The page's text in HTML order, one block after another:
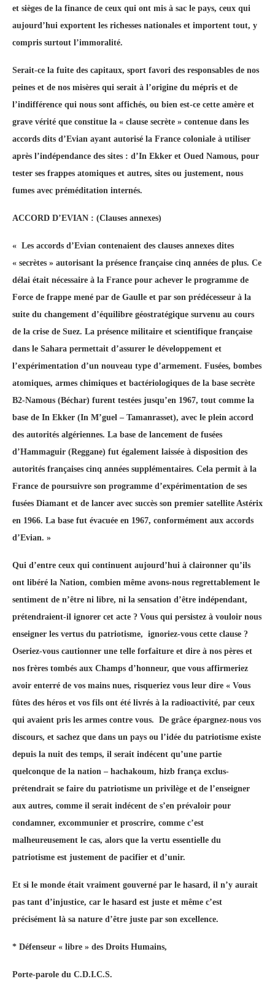
et sièges de la finance de ceux qui ont mis à sac le pays, ceux qui
aujourd’hui exportent les richesses nationales et importent tout, y
compris surtout l’immoralité.
Serait-ce la fuite des capitaux, sport favori des responsables de nos
peines et de nos misères qui serait à l’origine du mépris et de
l’indifférence qui nous sont affichés, ou bien est-ce cette amère et
grave vérité que constitue la « clause secrète » contenue dans les
accords dits d’Evian ayant autorisé la France coloniale à utiliser
après l’indépendance des sites : d’In Ekker et Oued Namous, pour
tester ses frappes atomiques et autres, sites ou justement, nous
fumes avec préméditation internés.
ACCORD D’EVIAN : (Clauses annexes)
« Les accords d’Evian contenaient des clauses annexes dites
« secrètes » autorisant la présence française cinq années de plus. Ce
délai était nécessaire à la France pour achever le programme de
Force de frappe mené par de Gaulle et par son prédécesseur à la
suite du changement d’équilibre géostratégique survenu au cours
de la crise de Suez. La présence militaire et scientifique française
dans le Sahara permettait d’assurer le développement et
l’expérimentation d’un nouveau type d’armement. Fusées, bombes
atomiques, armes chimiques et bactériologiques de la base secrète
B2-Namous (Béchar) furent testées jusqu’en 1967, tout comme la
base de In Ekker (In M’guel – Tamanrasset), avec le plein accord
des autorités algériennes. La base de lancement de fusées
d’Hammaguir (Reggane) fut également laissée à disposition des
autorités françaises cinq années supplémentaires. Cela permit à la
France de poursuivre son programme d’expérimentation de ses
fusées Diamant et de lancer avec succès son premier satellite Astérix
en 1966. La base fut évacuée en 1967, conformément aux accords
d’Evian. »
Qui d’entre ceux qui continuent aujourd’hui à claironner qu’ils
ont libéré la Nation, combien même avons-nous regrettablement le
sentiment de n’être ni libre, ni la sensation d’être indépendant,
prétendraient-il ignorer cet acte ? Vous qui persistez à vouloir nous
enseigner les vertus du patriotisme, ignoriez-vous cette clause ?
Oseriez-vous cautionner une telle forfaiture et dire à nos pères et
nos frères tombés aux Champs d’honneur, que vous affirmeriez
avoir enterré de vos mains nues, risqueriez vous leur dire « Vous
fûtes des héros et vos fils ont été livrés à la radioactivité, par ceux
qui avaient pris les armes contre vous. De grâce épargnez-nous vos
discours, et sachez que dans un pays ou l’idée du patriotisme existe
depuis la nuit des temps, il serait indécent qu’une partie
quelconque de la nation – hachakoum, hizb frança exclus-
prétendrait se faire du patriotisme un privilège et de l’enseigner
aux autres, comme il serait indécent de s’en prévaloir pour
condamner, excommunier et proscrire, comme c’est
malheureusement le cas, alors que la vertu essentielle du
patriotisme est justement de pacifier et d’unir.
Et si le monde était vraiment gouverné par le hasard, il n’y aurait
pas tant d’injustice, car le hasard est juste et même c’est
précisément là sa nature d’être juste par son excellence.
* Défenseur « libre » des Droits Humains,
Porte-parole du C.D.I.C.S.